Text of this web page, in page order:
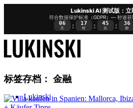
Lukinski AI 测试版：立
符合数据保护标准（GDPR）— 秒速
06
天 : 17
时 : 45
分 : 35
秒
Lukinski
标签存档： 金融